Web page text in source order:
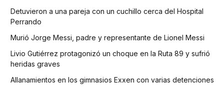
Detuvieron a una pareja con un cuchillo cerca del Hospital
Perrando
Murió Jorge Messi, padre y representante de Lionel Messi
Livio Gutiérrez protagonizó un choque en la Ruta 89 y sufrió
heridas graves
Allanamientos en los gimnasios Exxen con varias detenciones